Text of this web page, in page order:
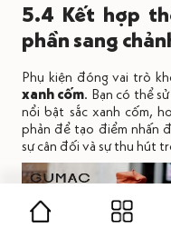
5.4 Kết hợp
phần sang
Phụ kiện đóng vai trò
xanh cốm. Bạn có thể
nổi bật sắc xanh cốm,
phản để tạo điểm nhấn
sự cân đối và sự thu hút